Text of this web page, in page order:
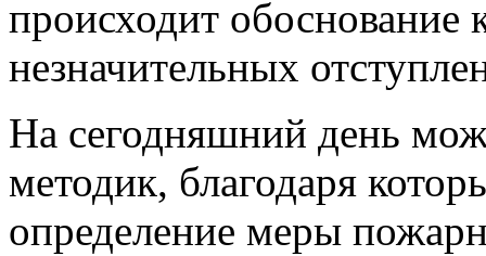
происходит обоснование
незначительных
На сегодняшний день
методик, благодаря
определение меры